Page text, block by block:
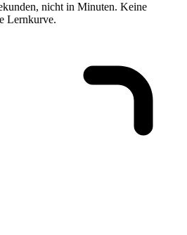
nicht in Minuten. Keine
Lernkurve.